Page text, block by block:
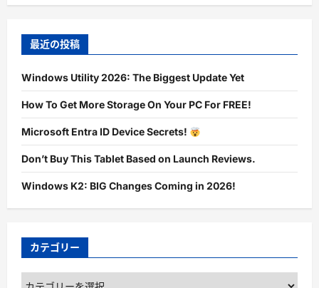
最近の投稿
Windows Utility 2026: The Biggest Update Yet
How To Get More Storage On Your PC For FREE!
Microsoft Entra ID Device Secrets!
Don’t Buy This Tablet Based on Launch Reviews.
Windows K2: BIG Changes Coming in 2026!
カテゴリー
カ